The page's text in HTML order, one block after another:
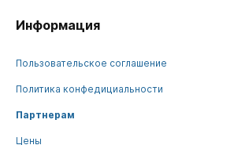
Информация
Пользовательское соглашение
Политика конфедициальности
Партнерам
Цены